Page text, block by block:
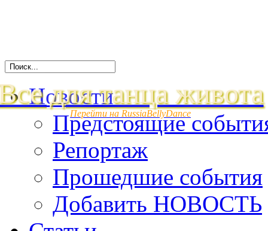
для танца живота
Перейти на RussiaBellyDance
Новости
Предстоящие
Репортаж
Прошедшие события
Добавить НОВОСТЬ